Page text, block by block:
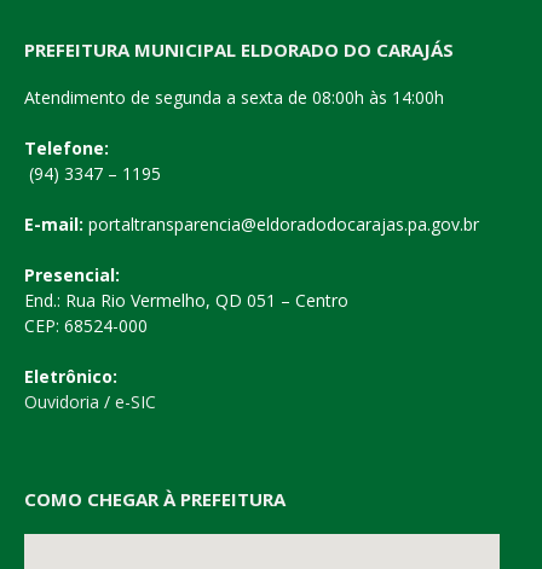
PREFEITURA MUNICIPAL ELDORADO DO CARAJÁS
Atendimento de segunda a sexta de 08:00h às 14:00h
Telefone:
(94) 3347 – 1195
E-mail: portaltransparencia@eldoradodocarajas.pa.gov.br
Presencial:
End.: Rua Rio Vermelho, QD 051 – Centro
CEP: 68524-000
Eletrônico:
Ouvidoria / e-SIC
COMO CHEGAR À PREFEITURA